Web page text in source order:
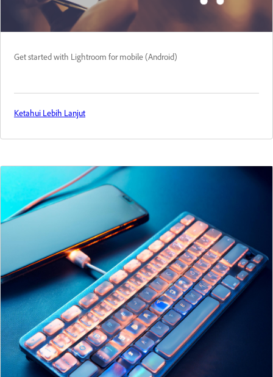
Get started with Lightroom for mobile (Android)
Ketahui Lebih Lanjut